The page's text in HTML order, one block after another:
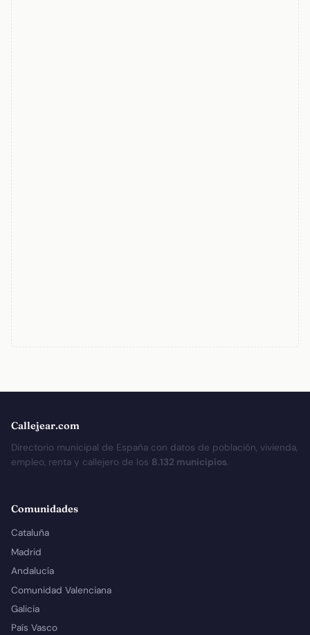
Callejear.com
Directorio municipal de España con datos de población, vivienda,
empleo, renta y callejero de los 8.132 municipios.
Comunidades
Cataluña
Madrid
Andalucía
Comunidad Valenciana
Galicia
País Vasco